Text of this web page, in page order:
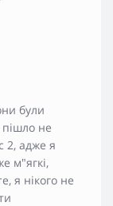
були
пішло не
2, адже я
м"ягкі,
я нікого не